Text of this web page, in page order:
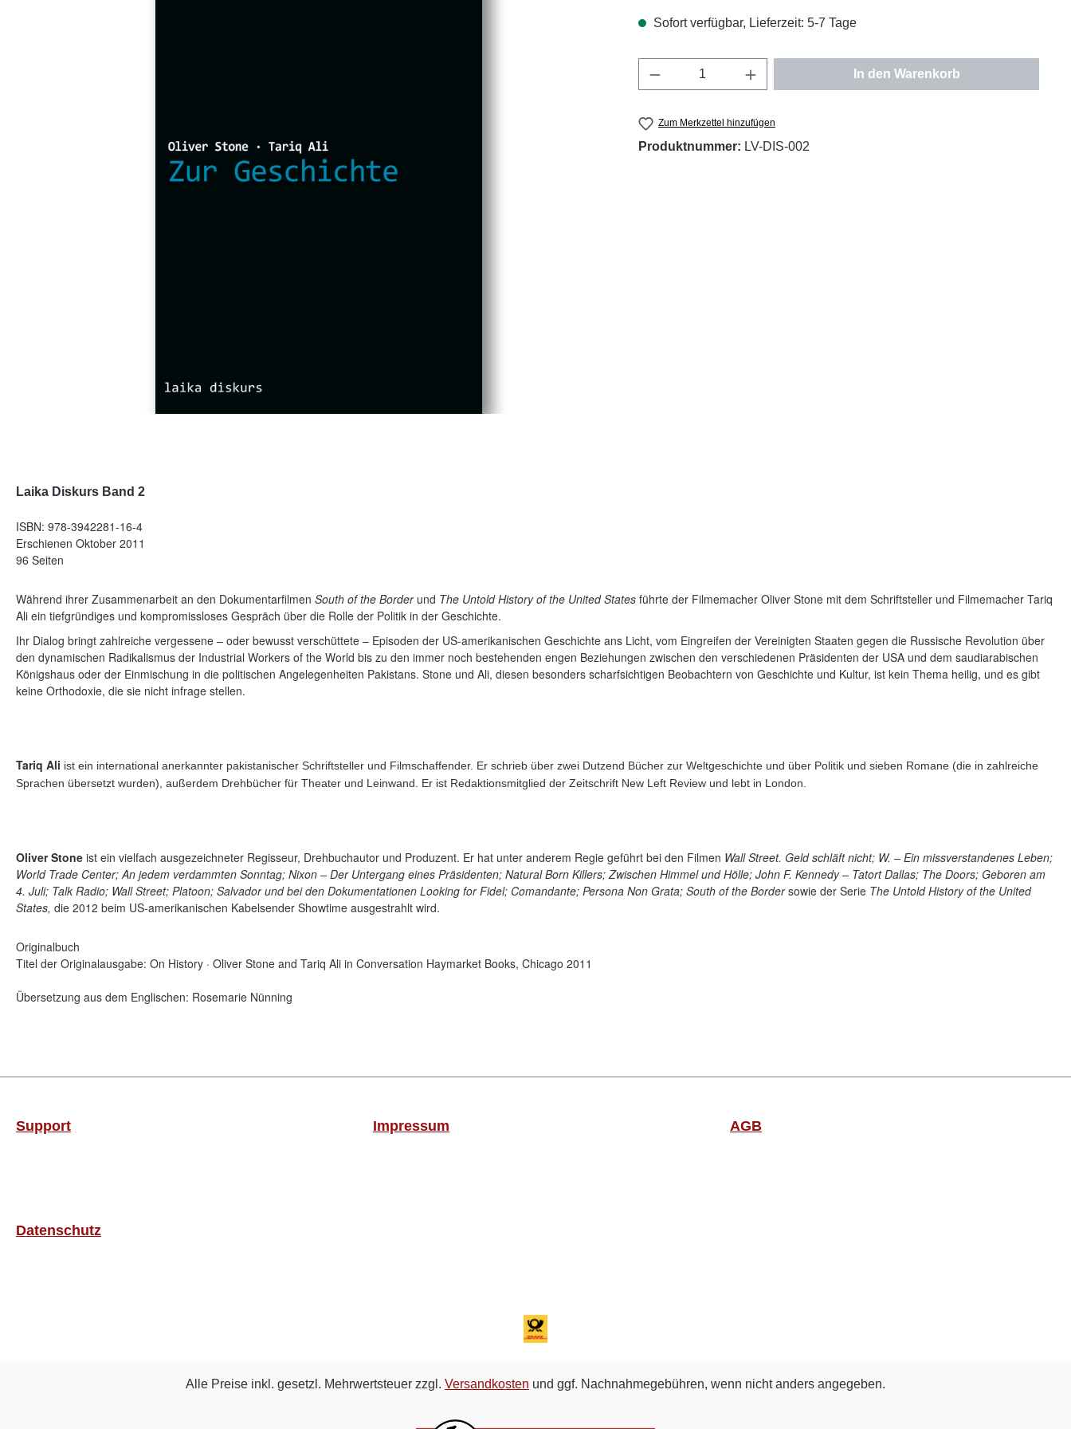
Sofort verfügbar, Lieferzeit: 5-7 Tage
Produkt Anzahl: Gib den gewünschten Wert ein
In den Warenkorb
Zum Merkzettel hinzufügen
Produktnummer: LV-DIS-002
Laika Diskurs Band 2
ISBN: 978-3942281-16-4
Erschienen Oktober 2011
96 Seiten
Während ihrer Zusammenarbeit an den Dokumentarfilmen South of the Borderund The Untold History of the United States führte der Filmemacher Oliver Stone mit dem Schriftsteller und Filmemacher Tariq
Ali ein tiefgründiges und kompromissloses Gespräch über die Rolle der Politik in der Geschichte.
Ihr Dialog bringt zahlreiche vergessene – oder bewusst verschüttete – Episoden der US-amerikanischen Geschichte ans Licht, vom Eingreifen der Vereinigten Staaten gegen die Russische Revolution über
den dynamischen Radikalismus der Industrial Workers of the World bis zu den immer noch bestehenden engen Beziehungen zwischen den verschiedenen Präsidenten der USA und dem saudiarabischen
Königshaus oder der Einmischung in die politischen Angelegenheiten Pakistans. Stone und Ali, diesen besonders scharfsichtigen Beobachtern von Geschichte und Kultur, ist kein Thema heilig, und es gibt
keine Orthodoxie, die sie nicht infrage stellen.
Tariq Ali ist ein international anerkannter pakistanischer Schriftsteller und Filmschaffender. Er schrieb über zwei Dutzend Bücher zur Weltgeschichte und über Politik und sieben Romane (die in zahlreiche
Sprachen übersetzt wurden), außerdem Drehbücher für Theater und Leinwand. Er ist Redaktionsmitglied der Zeitschrift New Left Review und lebt in London.
Oliver Stone ist ein vielfach ausgezeichneter Regisseur, Drehbuchautor und Produzent. Er hat unter anderem Regie geführt bei den Filmen Wall Street. Geld schläft nicht; W. – Ein missverstandenes Leben;
World Trade Center; An jedem verdammten Sonntag; Nixon – Der Untergang eines Präsidenten; Natural Born Killers; Zwischen Himmel und Hölle; John F. Kennedy – Tatort Dallas; The Doors; Geboren am
4. Juli; Talk Radio; Wall Street; Platoon; Salvador und bei den Dokumentationen Looking for Fidel; Comandante; Persona Non Grata; South of the Bordersowie der Serie The Untold History of the United
States, die 2012 beim US-amerikanischen Kabelsender Showtime ausgestrahlt wird.
Originalbuch
Titel der Originalausgabe: On History · Oliver Stone and Tariq Ali in Conversation Haymarket Books, Chicago 2011
Übersetzung aus dem Englischen: Rosemarie Nünning
Support Impressum AGB
Datenschutz
Alle Preise inkl. gesetzl. Mehrwertsteuer zzgl. Versandkosten und ggf. Nachnahmegebühren, wenn nicht anders angegeben.